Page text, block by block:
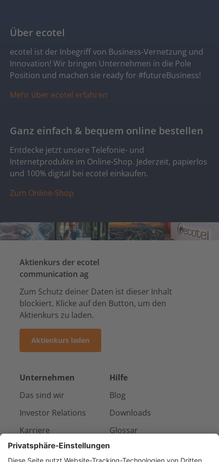
Über ecotel
ecotel ist der Inbegriff von Business-Vernetzung und
Innovation! Wir bringen Unternehmen in die Pole
Position und machen sie ready for #futureBusiness!
Mehr über ecotel erfahren
Ganz einfach & bequem online bestellen
Entdecke jetzt unsere Telefonie- und
Internetprodukte im Online-Shop. Jederzeit, papierlos
und 100% digital bei ecotel einkaufen.
Zum Online-Shop
Aktienkurs der ecotel
communication ag
Zum Schutz deiner Daten ist dieser Inhalt
blockiert. Klicke auf den Button, um den
Aktienkurs zu laden.
Aktienkurs laden
Unternehmen
Das sind wir
Investor Relations
Karriere
Presse & Medien
Hilfe
Blog
Downloads
Glossar
Kontakt